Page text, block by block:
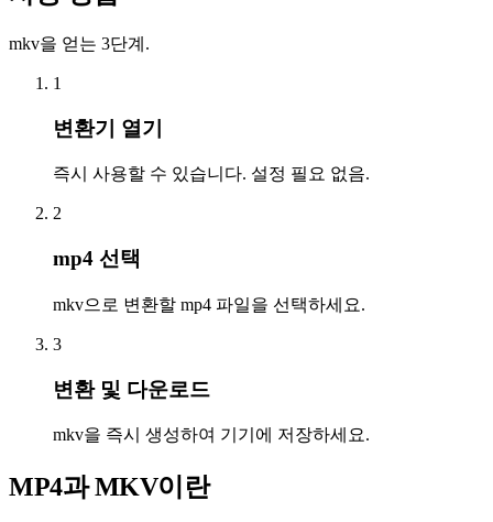
mkv을 얻는 3단계.
1
변환기 열기
즉시 사용할 수 있습니다. 설정 필요 없음.
2
mp4 선택
mkv으로 변환할 mp4 파일을 선택하세요.
3
변환 및 다운로드
mkv을 즉시 생성하여 기기에 저장하세요.
MP4과 MKV이란